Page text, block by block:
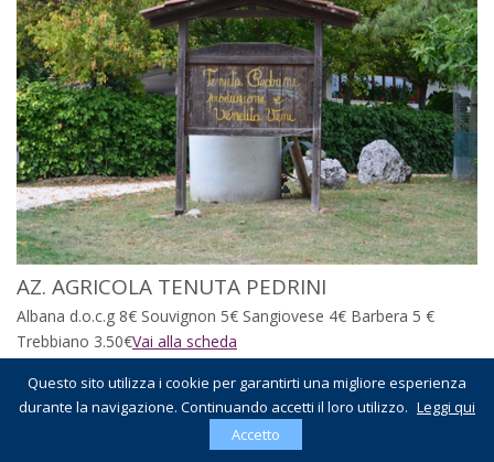
AZ. AGRICOLA TENUTA PEDRINI
Albana d.o.c.g 8€ Souvignon 5€ Sangiovese 4€ Barbera 5 €
Trebbiano 3.50€Vai alla scheda
Questo sito utilizza i cookie per garantirti una migliore esperienza
durante la navigazione. Continuando accetti il loro utilizzo. Leggi qui
Accetto